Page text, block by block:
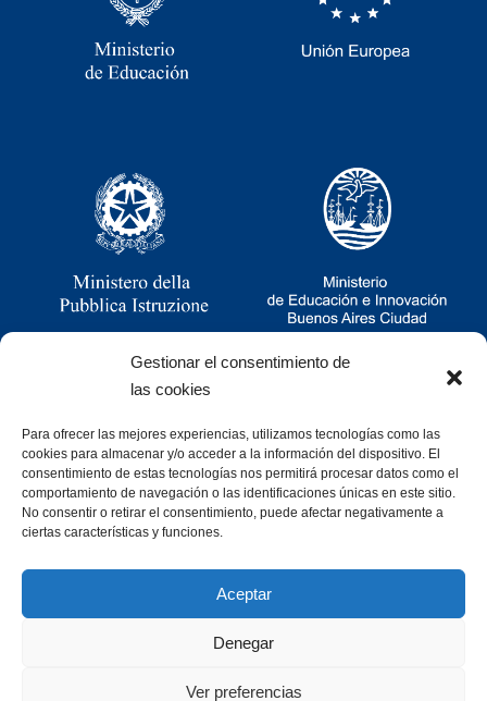
Gestionar el consentimiento de
las cookies
Para ofrecer las mejores experiencias, utilizamos tecnologías como las
cookies para almacenar y/o acceder a la información del dispositivo. El
consentimiento de estas tecnologías nos permitirá procesar datos como el
comportamiento de navegación o las identificaciones únicas en este sitio.
No consentir o retirar el consentimiento, puede afectar negativamente a
ciertas características y funciones.
Aceptar
Denegar
Ver preferencias
Ramsay 2251, CABA, Argentina
011 4781-0060
consultas@cristoforocolombo.org.ar